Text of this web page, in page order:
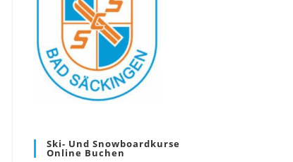
Ski- Und Snowboardkurse
Online Buchen